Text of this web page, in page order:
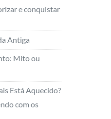
e conquistar
Antiga
Mito ou
Está Aquecido?
com os